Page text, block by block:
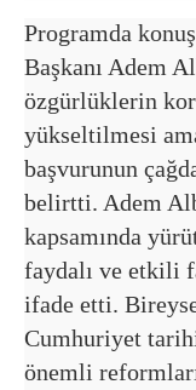
Programda
Başkanı Adem
özgürlüklerin
yükseltilmesi
başvurunun
belirtti. Adem
kapsamında
faydalı ve etkili
ifade etti.
Cumhuriyet
önemli